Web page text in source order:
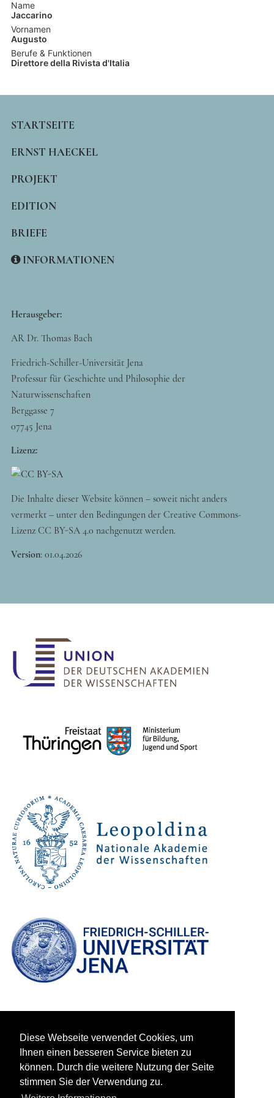
Diese Webseite verwendet Cookies, um
Ihnen einen besseren Service bieten zu
können. Durch die weitere Nutzung der Seite
stimmen Sie der Verwendung zu.
Name
Jaccarino
Vornamen
Augusto
Berufe & Funktionen
Direttore della Rivista d'Italia
MAIN
NAVIGATION
STARTSEITE
ERNST HAECKEL
PROJEKT
EDITION
BRIEFE
INFORMATIONEN
Herausgeber:
AR Dr. Thomas Bach
Friedrich-Schiller-Universität Jena
Professur für Geschichte und Philosophie der
Naturwissenschaften
Berggasse 7
07745 Jena
Lizenz:
Die Inhalte dieser Website können – soweit nicht anders
vermerkt – unter den Bedingungen der Creative Commons-
Lizenz CC BY-SA 4.0 nachgenutzt werden.
Version: 01.04.2026